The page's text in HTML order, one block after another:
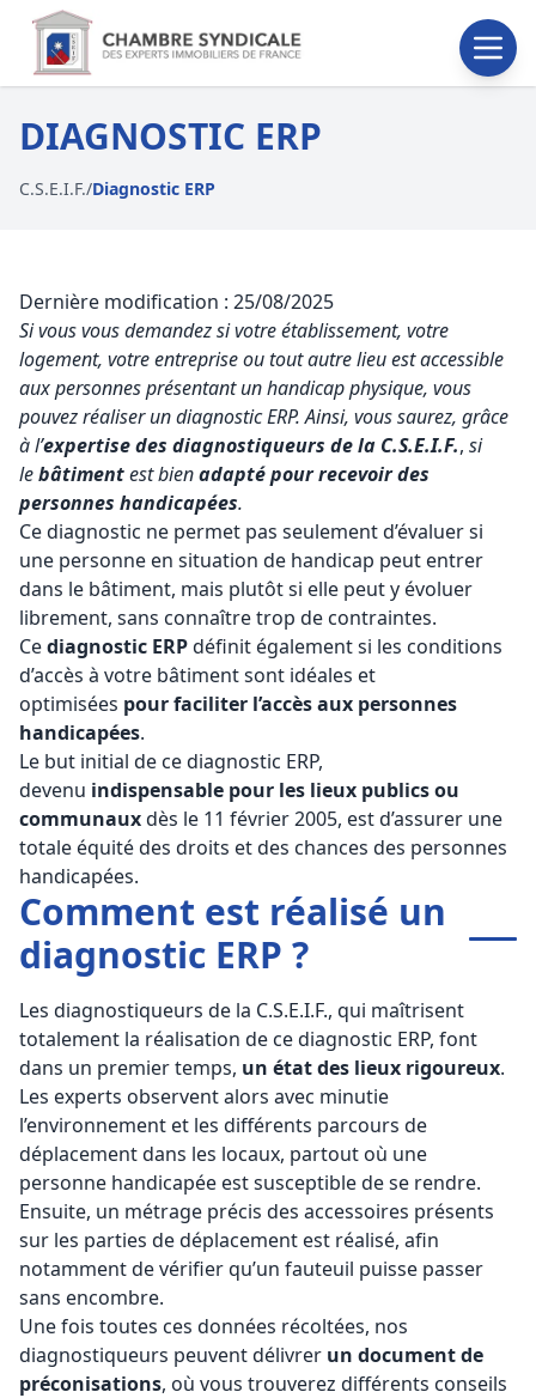
DIAGNOSTIC ERP
C.S.E.I.F./Diagnostic ERP
Dernière modification : 25/08/2025
Si vous vous demandez si votre établissement, votre
logement, votre entreprise ou tout autre lieu est accessible
aux personnes présentant un handicap physique, vous
pouvez réaliser un diagnostic ERP. Ainsi, vous saurez, grâce
à l’expertise des diagnostiqueurs de la C.S.E.I.F., si
lebâtimentest bienadapté pour recevoir des
personnes handicapées.
Ce diagnostic ne permet pas seulement d’évaluer si
une personne en situation de handicap peut entrer
dans le bâtiment, mais plutôt si elle peut y évoluer
librement, sans connaître trop de contraintes.
Cediagnostic ERPdéfinit également si les conditions
d’accès à votre bâtiment sont idéales et
optimisées pour faciliter l’accès aux personnes
handicapées.
Le but initial de ce diagnostic ERP,
devenu indispensable pour les lieux publics ou
communauxdès le 11 février 2005, est d’assurer une
totale équité des droits et des chances des personnes
handicapées.
Comment est réalisé un
diagnostic ERP ?
Les diagnostiqueurs de la C.S.E.I.F., qui maîtrisent
totalement la réalisation de ce diagnostic ERP, font
dans un premier temps, un état des lieux rigoureux.
Les experts observent alors avec minutie
l’environnement et les différents parcours de
déplacement dans les locaux, partout où une
personne handicapée est susceptible de se rendre.
Ensuite, un métrage précis des accessoires présents
sur les parties de déplacement est réalisé, afin
notamment de vérifier qu’un fauteuil puisse passer
sans encombre.
Une fois toutes ces données récoltées, nos
diagnostiqueurs peuvent délivrer un document de
préconisations, où vous trouverez différents conseils